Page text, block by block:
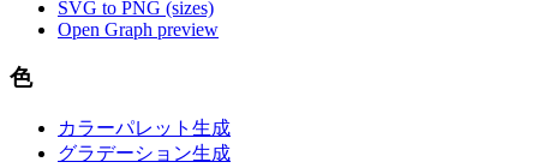
SVG to PNG (sizes)
Open Graph preview
色
カラーパレット生成
グラデーション生成